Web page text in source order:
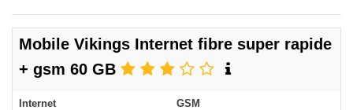
Mobile Vikings Internet fibre super rapide
+ gsm 60 GB
Internet
GSM